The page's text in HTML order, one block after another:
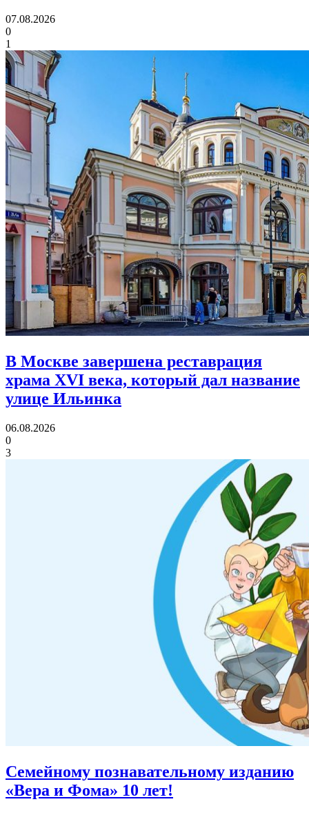
07.08.2026
0
1
В Москве завершена реставрация
храма XVI века, который дал название
улице Ильинка
06.08.2026
0
3
Семейному познавательному изданию
«Вера и Фома» 10 лет!